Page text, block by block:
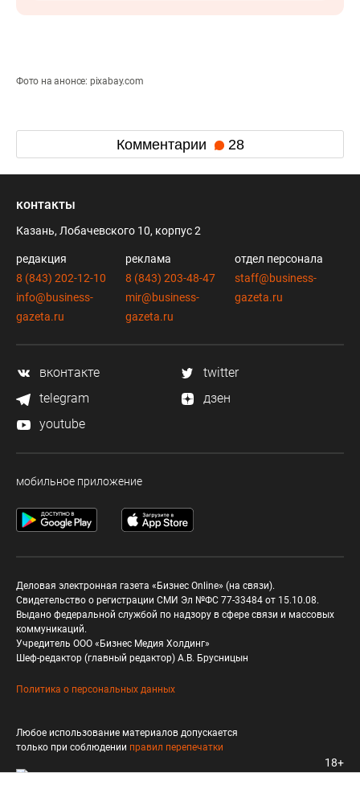
Фото на анонсе: pixabay.com
Комментарии 28
контакты
Казань, Лобачевского 10, корпус 2
редакция
8 (843) 202-12-10
info@business-
gazeta.ru
реклама
8 (843) 203-48-47
mir@business-
gazeta.ru
отдел персонала
staff@business-
gazeta.ru
вконтакте
twitter
telegram
дзен
youtube
мобильное приложение
Деловая электронная газета «Бизнес Online» (на связи).
Свидетельство о регистрации СМИ Эл №ФС 77-33484 от 15.10.08.
Выдано федеральной службой по надзору в сфере связи и массовых
коммуникаций.
Учредитель ООО «Бизнес Медия Холдинг»
Шеф-редактор (главный редактор) А.В. Брусницын
Политика о персональных данных
Любое использование материалов допускается
только при соблюдении правил перепечатки
18+